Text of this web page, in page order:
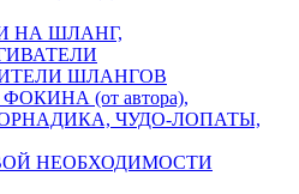
НА ШЛАНГ,
ШЛАНГОВ
(от автора),
ТОРНАДИКА, ЧУДО-ЛОПАТЫ,
НЕОБХОДИМОСТИ